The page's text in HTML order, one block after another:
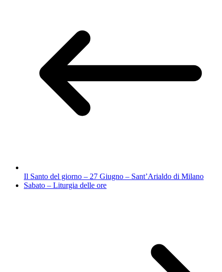
Il Santo del giorno – 27 Giugno – Sant’Arialdo di Milano
Sabato – Liturgia delle ore